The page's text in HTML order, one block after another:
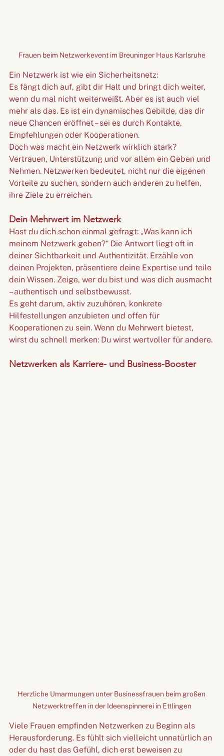
Frauen beim Netzwerkevent im Breuninger Haus Karlsruhe
Ein Netzwerk ist wie ein Sicherheitsnetz:
Es fängt dich auf, gibt dir Halt und bringt dich weiter,
wenn du mal nicht weiterweißt. Aber es ist auch viel
mehr als das. Es ist ein dynamisches Gebilde, das dir
neue Chancen eröffnet – sei es durch Kontakte,
Empfehlungen oder Kooperationen.
Doch was macht ein Netzwerk wirklich stark?
Vertrauen, Unterstützung und vor allem ein Geben und
Nehmen. Netzwerken bedeutet, nicht nur die eigenen
Vorteile zu suchen, sondern auch anderen zu helfen,
ihre Ziele zu erreichen.
Dein Mehrwert im Netzwerk
Hast du dich schon einmal gefragt: „Was kann ich
meinem Netzwerk geben?“ Die Antwort liegt oft in
deiner Sichtbarkeit und Authentizität. Erzähle von
deinen Projekten, präsentiere deine Expertise und teile
dein Wissen. Zeige, wer du bist und was dich ausmacht
– authentisch und selbstbewusst.
Es geht darum, aktiv zuzuhören, konkrete
Hilfestellungen anzubieten und offen für
Kooperationen zu sein. Wenn du Mehrwert bietest,
wirst du schnell merken: Du wirst wertvoller für andere.
Netzwerken als Karriere- und Business-Booster
Herzliche Umarmungen unter Businessfrauen beim großen
Netzwerktreffen in der Ideenspinnerei in Ettlingen
Viele Frauen empfinden Netzwerken zu Beginn als
Herausforderung. Es fühlt sich vielleicht unnatürlich an
oder du hast das Gefühl, dich erst beweisen zu